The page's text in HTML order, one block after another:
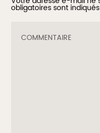
obligatoires sont